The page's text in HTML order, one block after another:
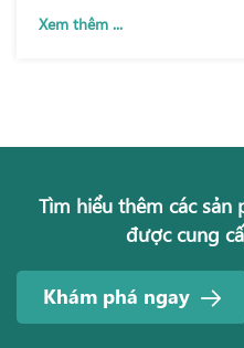
Xem thêm ...
Tìm hiểu thêm các
được cung
Khám phá ngay